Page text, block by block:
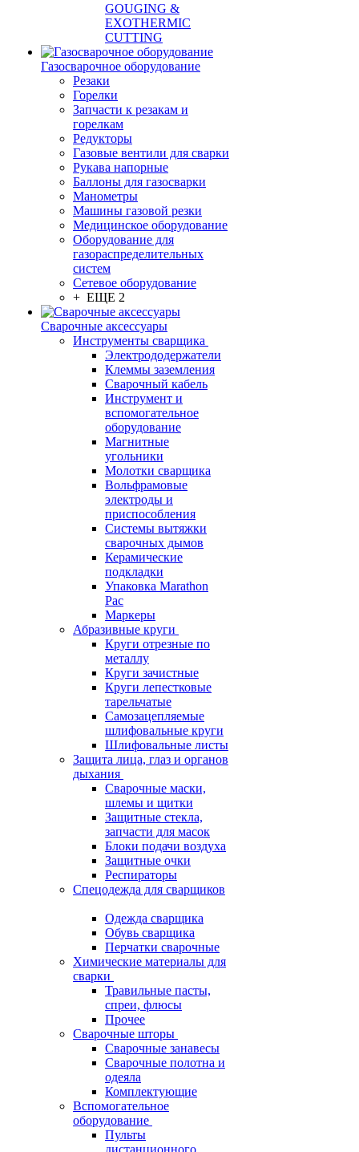
GOUGING &
EXOTHERMIC
CUTTING
Газосварочное оборудование
Резаки
Горелки
Запчасти к резакам и
горелкам
Редукторы
Газовые вентили для сварки
Рукава напорные
Баллоны для газосварки
Манометры
Машины газовой резки
Медицинское оборудование
Оборудование для
газораспределительных
систем
Сетевое оборудование
+ ЕЩЕ 2
Сварочные аксессуары
Инструменты сварщика
Электрододержатели
Клеммы заземления
Сварочный кабель
Инструмент и
вспомогательное
оборудование
Магнитные
угольники
Молотки сварщика
Вольфрамовые
электроды и
приспособления
Системы вытяжки
сварочных дымов
Керамические
подкладки
Упаковка Marathon
Pac
Маркеры
Абразивные круги
Круги отрезные по
металлу
Круги зачистные
Круги лепестковые
тарельчатые
Самозацепляемые
шлифовальные круги
Шлифовальные листы
Защита лица, глаз и органов
дыхания
Сварочные маски,
шлемы и щитки
Защитные стекла,
запчасти для масок
Блоки подачи воздуха
Защитные очки
Респираторы
Спецодежда для сварщиков
Одежда сварщика
Обувь сварщика
Перчатки сварочные
Химические материалы для
сварки
Травильные пасты,
спреи, флюсы
Прочее
Сварочные шторы
Сварочные занавесы
Сварочные полотна и
одеяла
Комплектующие
Вспомогательное
оборудование
Пульты
дистанционного